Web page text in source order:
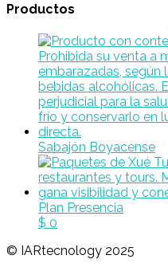
Productos
Sabajón Boyacense
Plan Presencia
$ 0
© IARtecnology 2025